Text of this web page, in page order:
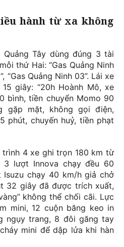
hành từ xa không
Quảng Tây dùng đúng 3 tài
thứ Hai: “Gas Quảng Ninh
“Gas Quảng Ninh 03”. Lái xe
giây: “20h Hoành Mô, xe
bình, tiền chuyển Momo 90
gặp mặt, không gọi điện,
phút, chuyến huỷ, tiền phạt
trình 4 xe ghi trọn 180 km từ
3 lượt Innova chạy đều 60
Isuzu chạy 40 km/h giả chở
32 giây đã được trích xuất,
không thể chối cãi. Lực
mini, 12 cuộn băng keo in
ngụy trang, 8 đôi găng tay
mini để dập lửa khi hàn